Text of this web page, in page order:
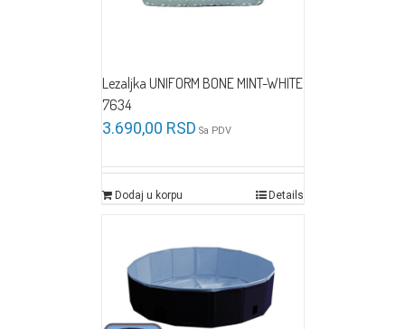
Lezaljka UNIFORM BONE MINT-WHITE
7634
3.690,00 RSD Sa PDV
Dodaj u korpu Details